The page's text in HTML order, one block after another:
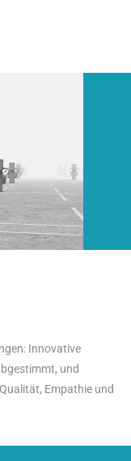
Innovative
und
Empathie und